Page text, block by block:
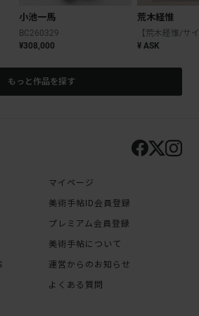
小池一馬
BC260329
¥308,000
荒木経惟
¥ ASK
もっと作品を探す
マイページ
美術手帖ID会員登録
プレミアム会員登録
美術手帖について
運営からのお知らせ
よくある質問